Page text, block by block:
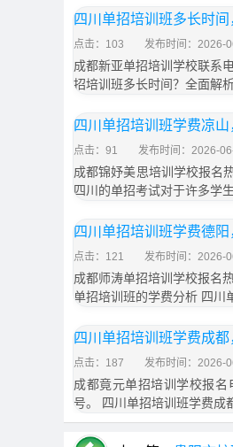
四川单招培训班多长时间
点击：103 发布时间：2026-
成都新亚单招培训学校联系
招培训班多长时间？全面解
四川单招培训班学费凉
点击：91 发布时间：2026-
成都锦妤美思培训学校报名
四川的单招考试对于许多学
四川单招培训班学费德
点击：121 发布时间：2026-
成都师涛单招培训学校报名
单招培训班的学费分析 四川
四川单招培训班学费成
点击：187 发布时间：2026-
成都竟元单招培训学校报
号。 四川单招培训班学费成